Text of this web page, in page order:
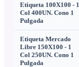
Etiqueta 100X100 - 1
Col 400UN. Cono 1
Pulgada
Etiqueta Mercado
Libre 150X100 - 1
Col 250UN. Cono 1
Pulgada